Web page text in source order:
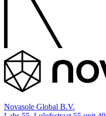
Novasole Global B.V.